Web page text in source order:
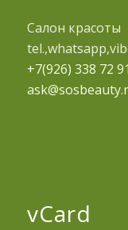
Салон красоты
+7(926) 338 72 91
vCard